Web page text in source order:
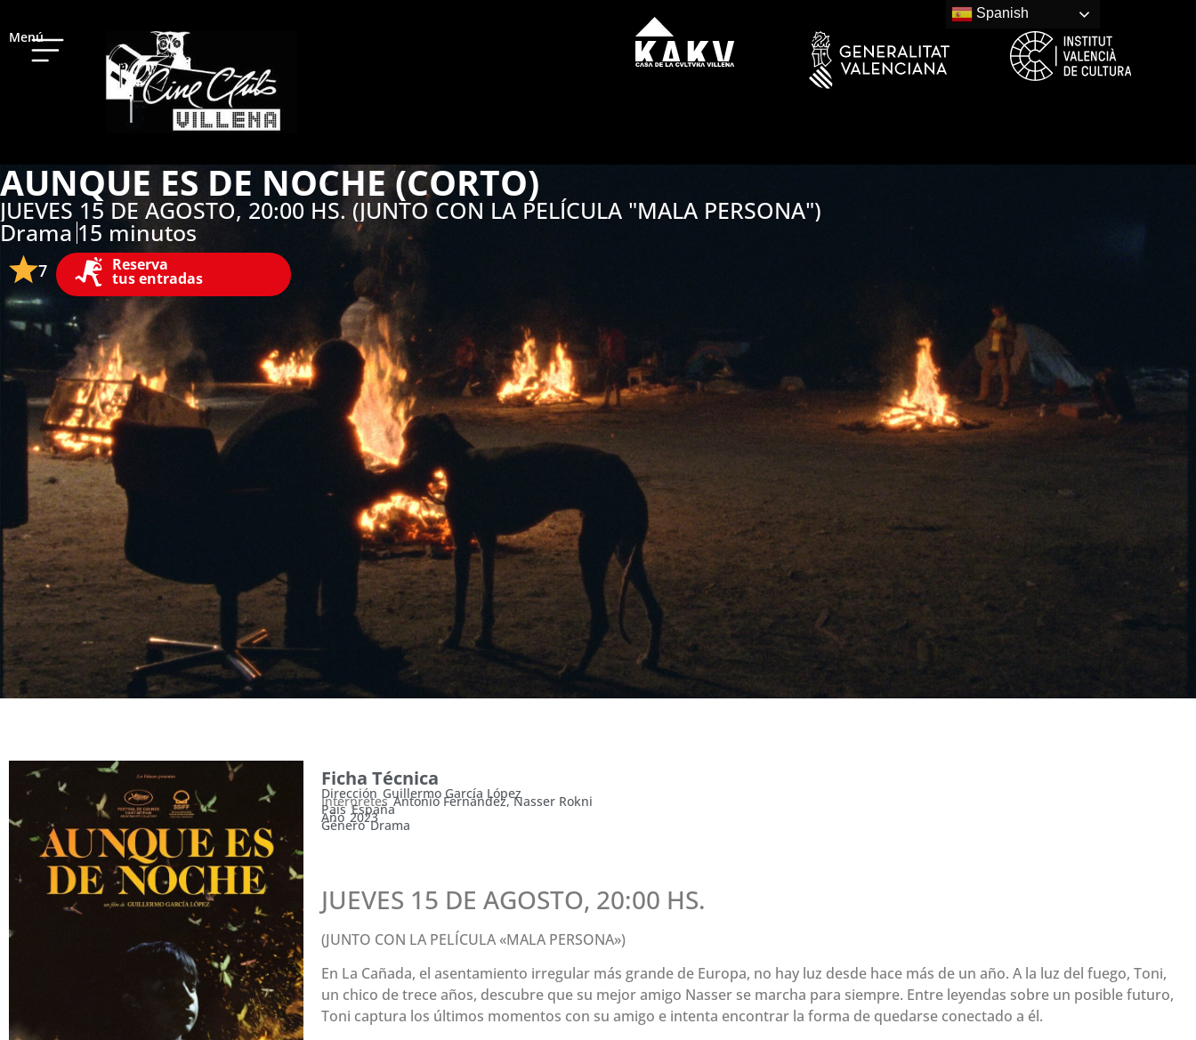
Menú
AUNQUE ES DE NOCHE (CORTO)
JUEVES 15 DE AGOSTO, 20:00 HS. (JUNTO CON LA PELÍCULA "MALA PERSONA")
Drama 15 minutos
7 Reserva
tus entradas
Ficha Técnica
Dirección Guillermo García López
Intérpretes Antonio Fernández, Nasser Rokni
País España
Año 2023
Género Drama
JUEVES 15 DE AGOSTO, 20:00 HS.
(JUNTO CON LA PELÍCULA «MALA PERSONA»)
En La Cañada, el asentamiento irregular más grande de Europa, no hay luz desde hace más de un año. A la luz del fuego, Toni,
un chico de trece años, descubre que su mejor amigo Nasser se marcha para siempre. Entre leyendas sobre un posible futuro,
Toni captura los últimos momentos con su amigo e intenta encontrar la forma de quedarse conectado a él.
Spanish